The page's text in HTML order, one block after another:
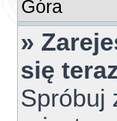
Góra
»
się
Spróbuj